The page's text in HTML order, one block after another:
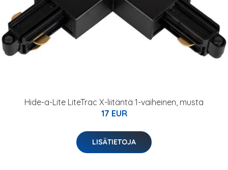
Hide-a-Lite LiteTrac X-liitäntä 1-vaiheinen, musta
17 EUR
LISÄTIETOJA